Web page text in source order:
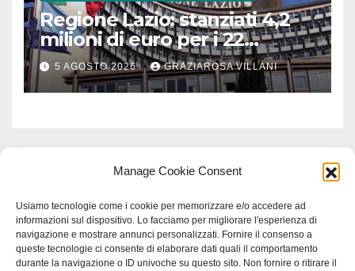
Manage Cookie Consent
Usiamo tecnologie come i cookie per memorizzare e/o accedere ad
informazioni sul dispositivo. Lo facciamo per migliorare l'esperienza di
navigazione e mostrare annunci personalizzati. Fornire il consenso a
queste tecnologie ci consente di elaborare dati quali il comportamento
durante la navigazione o ID univoche su questo sito. Non fornire o ritirare il
Regione Lazio: stanziati 4,2
milioni di euro per i 22
Comuni dell’Etruria
Meridionale
5 AGOSTO 2026 GRAZIAROSA VILLANI